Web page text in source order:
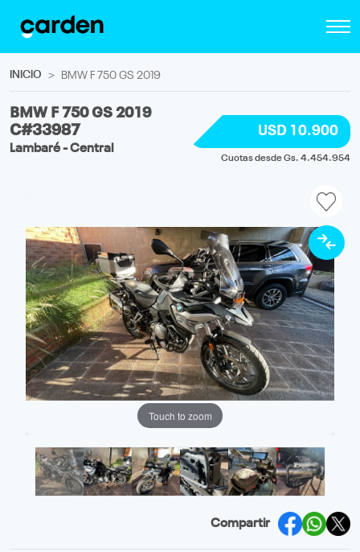
INICIO BMW F 750 GS 2019
BMW F 750 GS 2019
C#33987
Lambaré - Central
USD 10.900
Cuotas desde Gs. 4.454.954
Touch to zoom
Compartir